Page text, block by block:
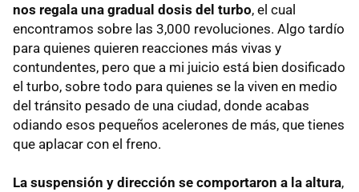
nos regala una gradual dosis del turbo, el cual
encontramos sobre las 3,000 revoluciones. Algo tardío
para quienes quieren reacciones más vivas y
contundentes, pero que a mi juicio está bien dosificado
el turbo, sobre todo para quienes se la viven en medio
del tránsito pesado de una ciudad, donde acabas
odiando esos pequeños acelerones de más, que tienes
que aplacar con el freno.
La suspensión y dirección se comportaron a la altura,